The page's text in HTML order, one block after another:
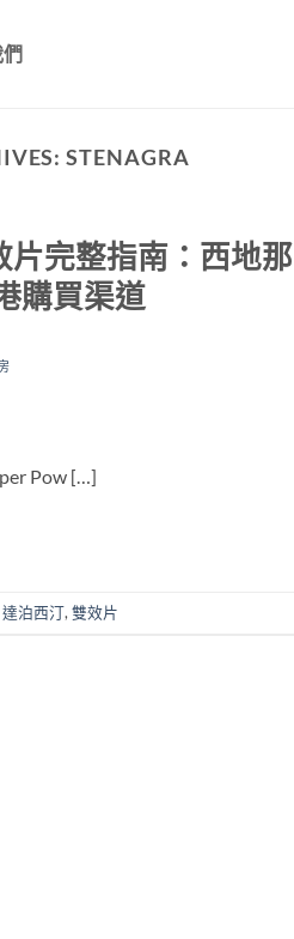
STENAGRA
片完整指南：西地那
購買渠道
Pow […]
達泊西汀, 雙效片